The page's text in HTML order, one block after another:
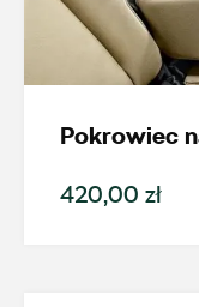
Pokrowiec
420,00 zł
Wpisz lokalizację
AMD Auto